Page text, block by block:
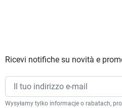
Ricevi notifiche su novità e
Wysyłamy tylko informacje o rabatach,